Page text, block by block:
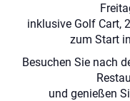
inklusive Golf Cart,
zum Start
Besuchen Sie nach
und genießen